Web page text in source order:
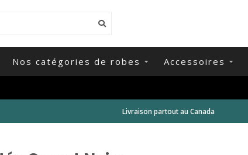
Nos catégories de robes Accessoires
Livraison partout au Canada